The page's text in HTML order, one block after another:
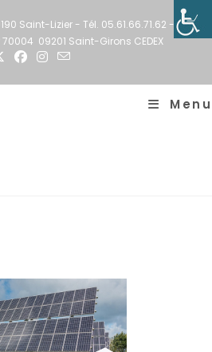
Saint-Lizier - Tél. 05.61.66.71.62 -
09201 Saint-Girons CEDEX
Menu